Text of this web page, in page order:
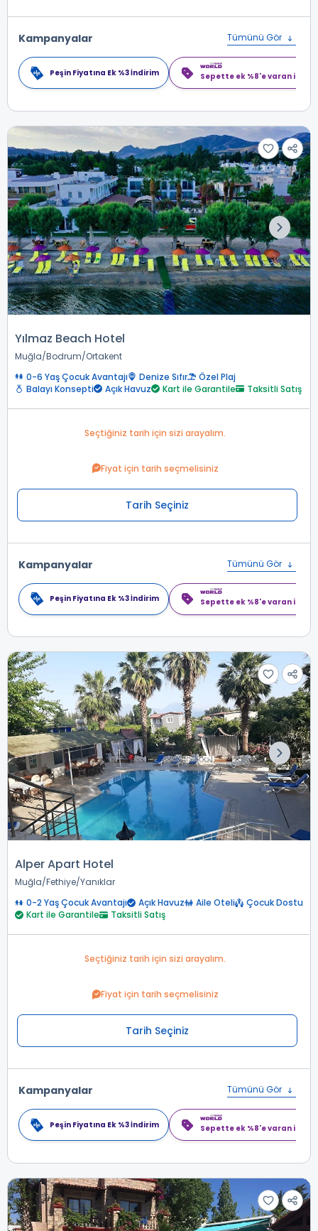
Kampanyalar Tümünü Gör
Peşin Fiyatına Ek %3 İndirim Sepette ek %8'e varan
Yılmaz Beach Hotel
Muğla Bodrum Ortakent
0-6 Yaş Çocuk Avantajı
Denize Sıfır
Özel Plaj
Balayı Konsepti
Açık Havuz Kart ile Garantile Taksitli Satış
Seçtiğiniz tarih için sizi arayalım.
Fiyat için tarih seçmelisiniz
Tarih Seçiniz
Kampanyalar Tümünü Gör
Peşin Fiyatına Ek %3 İndirim Sepette ek %8'e varan
Alper Apart Hotel
Muğla Fethiye Yanıklar
0-2 Yaş Çocuk Avantajı
Açık Havuz Aile Oteli
Çocuk Dostu
Kart ile Garantile
Taksitli Satış
Seçtiğiniz tarih için sizi arayalım.
Fiyat için tarih seçmelisiniz
Tarih Seçiniz
Kampanyalar Tümünü Gör
Peşin Fiyatına Ek %3 İndirim Sepette ek %8'e varan